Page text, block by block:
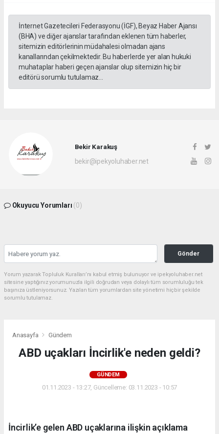
İnternet Gazetecileri Federasyonu (İGF), Beyaz Haber Ajansı
(BHA) ve diğer ajanslar tarafından eklenen tüm haberler,
sitemizin editörlerinin müdahalesi olmadan ajans
kanallarından çekilmektedir. Bu haberlerde yer alan hukuki
muhataplar haberi geçen ajanslar olup sitemizin hiç bir
editörü sorumlu tutulamaz...
Bekir Karakuş
bekir@ipekyoluhaber.net
Okuyucu Yorumları (0)
Gönder
Yorum yazarak Topluluk Kuralları’nı kabul etmiş bulunuyor ve ipekyoluhaber.net
sitesine yaptığınız yorumunuzla ilgili doğrudan veya dolaylı tüm sorumluluğu tek
başınıza üstleniyorsunuz. Yazılan tüm yorumlardan site yönetimi hiçbir şekilde
sorumlu tutulamaz.
Anasayfa Gündem
ABD uçakları İncirlik'e neden geldi?
GÜNDEM
01.11.2023 - 13:27, Güncelleme: 03.11.2023 - 10:57
İncirlik’e gelen ABD uçaklarına ilişkin açıklama